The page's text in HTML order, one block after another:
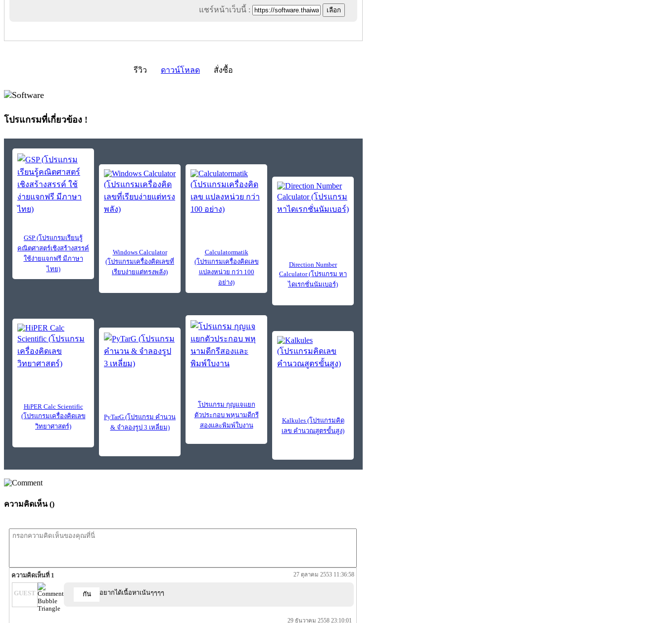
แชร์หน้าเว็บนี้ :
รีวิว ดาวน์โหลด สั่งซื้อ
โปรแกรมที่เกี่ยวข้อง !
GSP (โปรแกรมเรียนรู้
คณิตศาสตร์เชิงสร้างสรรค์
ใช้ง่ายแจกฟรี มีภาษา
ไทย)
Windows Calculator
(โปรแกรมเครื่องคิดเลขที่
เรียบง่ายแต่ทรงพลัง)
Calculatormatik
(โปรแกรมเครื่องคิดเลข
แปลงหน่วย กว่า 100
อย่าง)
Direction Number
Calculator (โปรแกรม หา
ไดเรกชั่นนัมเบอร์)
HiPER Calc Scientific
(โปรแกรมเครื่องคิดเลข
วิทยาศาสตร์)
PyTarG (โปรแกรม คำนวน
& จำลองรูป 3 เหลี่ยม)
โปรแกรม กุญแจแยก
ตัวประกอบ พหุนามดีกรี
สองและพิมพ์ใบงาน
Kalkules (โปรแกรมคิด
เลข คำนวณสูตรขั้นสูง)
ความคิดเห็น ()
ความคิดเห็นที่ 1 27 ตุลาคม 2553 11:36:58
GUEST กัน อยากได้เนื้อหาเน้นๆๆๆๆ
29 ธันวาคม 2558 23:10:01